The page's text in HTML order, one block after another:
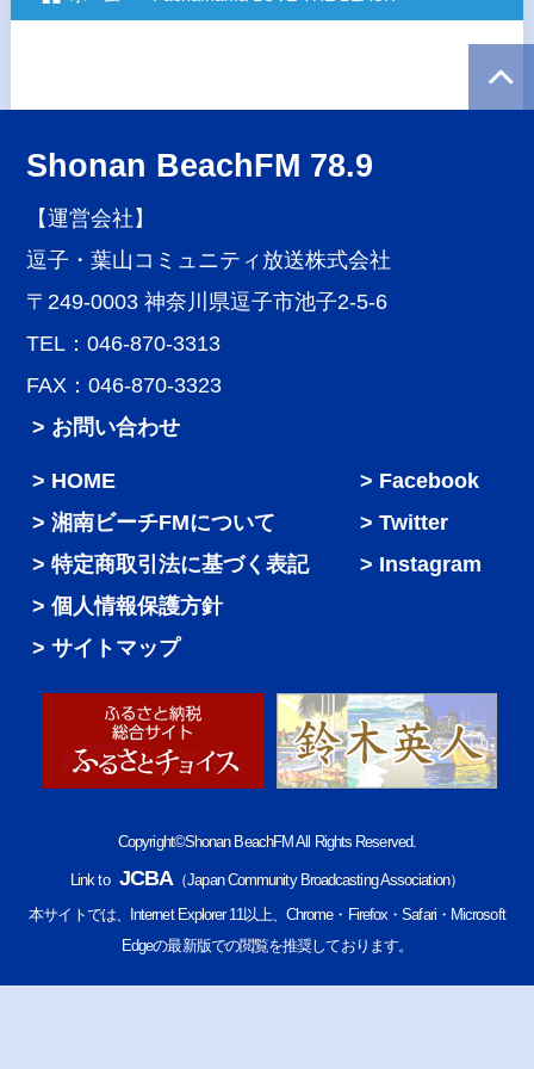
Shonan BeachFM 78.9
【運営会社】
逗子・葉山コミュニティ放送株式会社
〒249-0003 神奈川県逗子市池子2-5-6
TEL：046-870-3313
FAX：046-870-3323
> お問い合わせ
HOME
湘南ビーチFMについて
特定商取引法に基づく表記
個人情報保護方針
サイトマップ
Facebook
Twitter
Instagram
Copyright©Shonan BeachFM All Rights Reserved.
Link to JCBA （Japan Community Broadcasting Association）
本サイトでは、Internet Explorer 11以上、Chrome・Firefox・Safari・Microsoft
Edgeの最新版での閲覧を推奨しております。